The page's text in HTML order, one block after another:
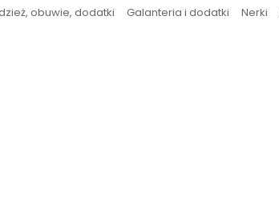
obuwie, dodatki Galanteria i dodatki Nerki